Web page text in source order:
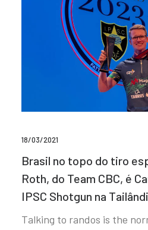
18/03/2021
Brasil no topo do tiro
Roth, do Team CBC, é
IPSC Shotgun na
Talking to randos is the